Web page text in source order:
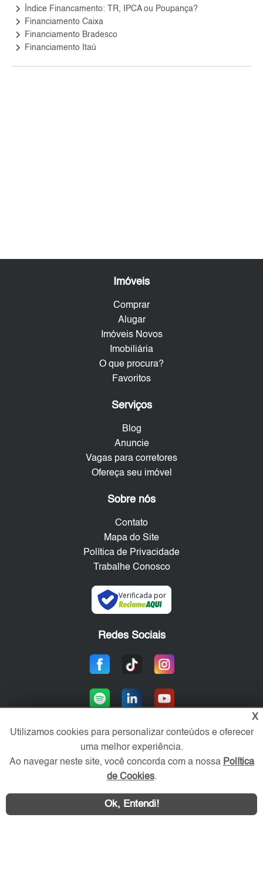
keyboard_arrow_right Índice Financamento: TR, IPCA ou Poupança?
keyboard_arrow_right Financiamento Caixa
keyboard_arrow_right Financiamento Bradesco
keyboard_arrow_right Financiamento Itaú
WhatsApp Contatar
Imóveis
Comprar
Alugar
Imóveis Novos
Imobiliária
O que procura?
Favoritos
Serviços
Blog
Anuncie
Vagas para corretores
Ofereça seu imóvel
Sobre nós
Contato
Mapa do Site
Política de Privacidade
Trabalhe Conosco
Verificada por
Redes Sociais
Área exclusiva aos anunciantes,
acesse sua conta:
X
Utilizamos cookies para personalizar conteúdos e oferecer
uma melhor experiência.
Ao navegar neste site, você concorda com a nossa Política
de Cookies.
Ok, Entendi!